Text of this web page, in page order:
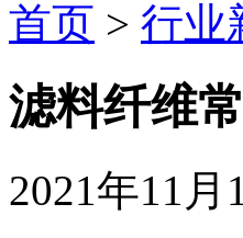
首页 > 行业
滤料纤维
2021年11月